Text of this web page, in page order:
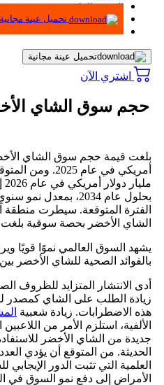
الرسوم البيانية
تحميل عينة مجانية
تحميل عينة مجانية
اشتري الآن
حجم سوق الشاي
الفترة المتوقعة. سيطرت منطقة
الشاي الأخضر بحصة سوقية بلغت 67.97٪ في عام 2025.
يشهد السوق العالمي نموًا قويًا
بالفوائد الصحية للشاي الأخضر بين
أدى الانتشار المتزايد للظروف
زيادة الطلب على الشاي كمصدر
هذه الاضطرابات. زيادة شعبية
الألفية، استلزم الأمر من
جديدة من الشاي الأخضر
الحديثة. من المتوقع أن يؤدي
العلمية التي تثبت الدور
الأمراض إلى دفع نمو السوق في